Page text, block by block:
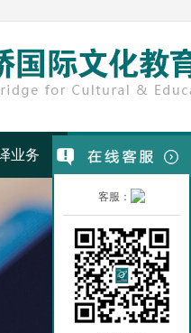
客服：
业务 翻译价格